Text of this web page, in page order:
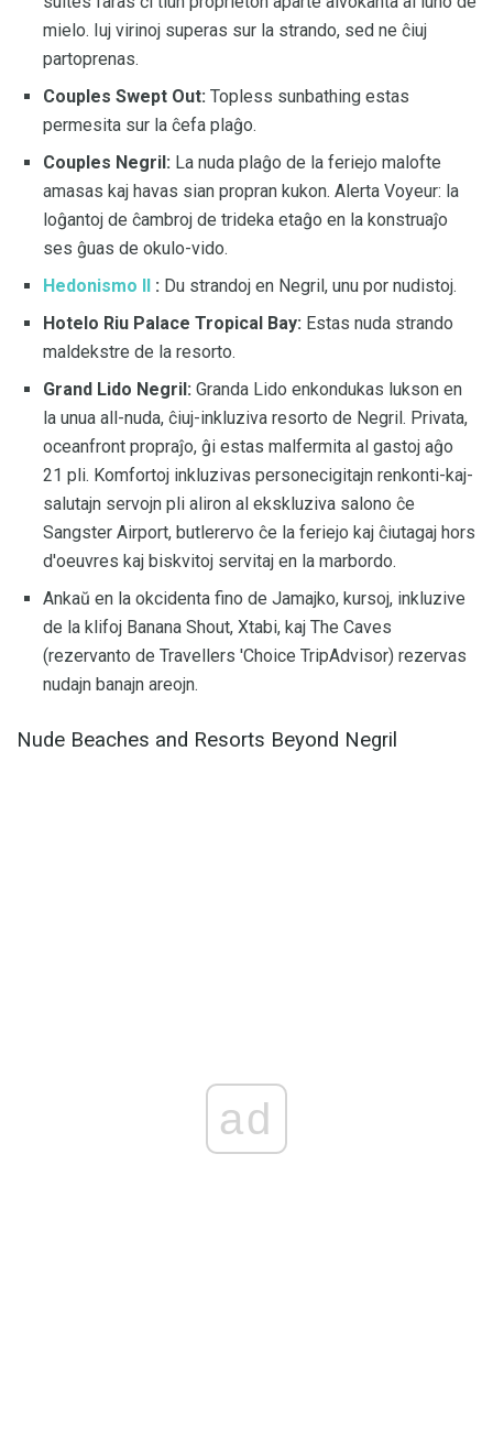
mielo. Iuj virinoj superas sur la strando, sed ne ĉiuj
partoprenas.
Couples Swept Out: Topless sunbathing estas
permesita sur la ĉefa plaĝo.
Couples Negril: La nuda plaĝo de la feriejo malofte
amasas kaj havas sian propran kukon. Alerta Voyeur: la
loĝantoj de ĉambroj de trideka etaĝo en la konstruaĵo
ses ĝuas de okulo-vido.
Hedonismo II : Du strandoj en Negril, unu por nudistoj.
Hotelo Riu Palace Tropical Bay: Estas nuda strando
maldekstre de la resorto.
Grand Lido Negril: Granda Lido enkondukas lukson en
la unua all-nuda, ĉiuj-inkluziva resorto de Negril. Privata,
oceanfront propraĵo, ĝi estas malfermita al gastoj aĝo
21 pli. Komfortoj inkluzivas personecigitajn renkonti-kaj-
salutajn servojn pli aliron al ekskluziva salono ĉe
Sangster Airport, butlerervo ĉe la feriejo kaj ĉiutagaj hors
d'oeuvres kaj biskvitoj servitaj en la marbordo.
Ankaŭ en la okcidenta fino de Jamajko, kursoj, inkluzive
de la klifoj Banana Shout, Xtabi, kaj The Caves
(rezervanto de Travellers 'Choice TripAdvisor) rezervas
nudajn banajn areojn.
Nude Beaches and Resorts Beyond Negril
ad